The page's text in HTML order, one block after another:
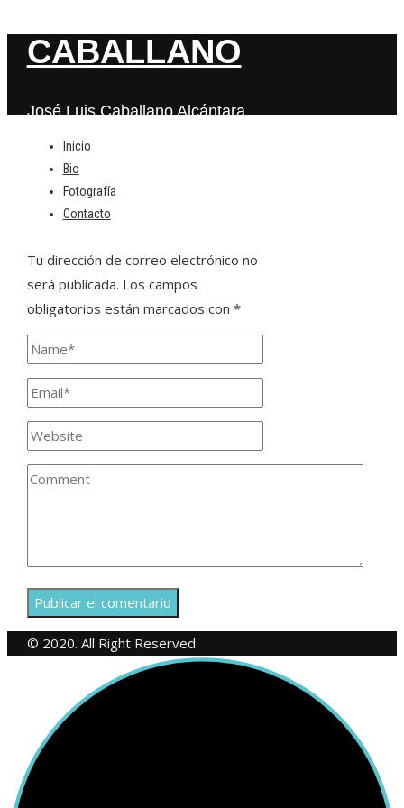
CABALLANO
José Luis Caballano Alcántara
Inicio
Bio
Fotografía
Contacto
Deja una respuesta
Tu dirección de correo electrónico no
será publicada. Los campos
obligatorios están marcados con *
© 2020. All Right Reserved.